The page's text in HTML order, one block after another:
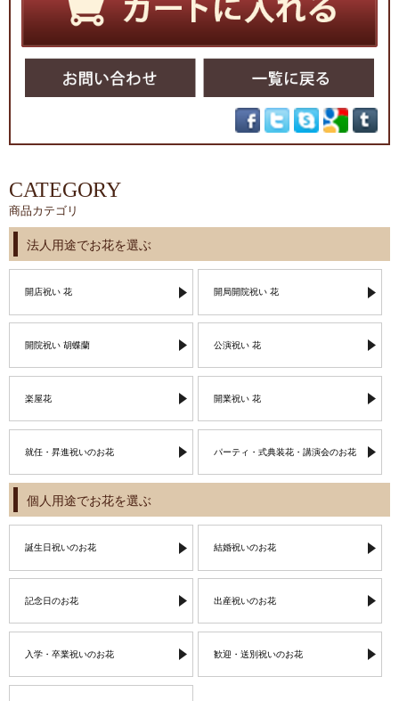
CATEGORY
商品カテゴリ
法人用途でお花を選ぶ
開店祝い 花 開局開院祝い 花
開院祝い 胡蝶蘭 公演祝い 花
楽屋花 開業祝い 花
就任・昇進祝いのお花 パーティ・式典装花・講演会のお花
個人用途でお花を選ぶ
誕生日祝いのお花 結婚祝いのお花
記念日のお花 出産祝いのお花
入学・卒業祝いのお花 歓迎・送別祝いのお花